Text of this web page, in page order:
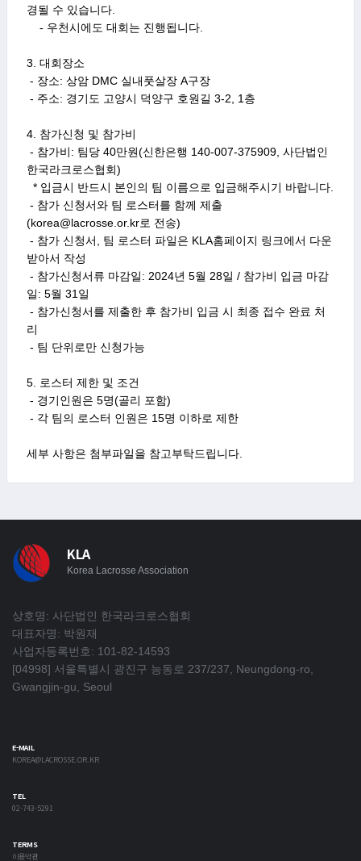
경될 수 있습니다.
3. 대회장소
4. 참가신청 및 참가비
한국라크로스협회)
(korea@lacrosse.or.kr로 전송)
받아서 작성
일: 5월 31일
리
5. 로스터 제한 및 조건
세부 사항은 첨부파일을 참고부탁드립니다.
KLA
Korea Lacrosse Association
상호명: 사단법인 한국라크로스협회
대표자명: 박원재
사업자등록번호: 101-82-14593
[04998] 서울특별시 광진구 능동로 237/237, Neungdong-ro,
Gwangjin-gu, Seoul
E-MAIL
KOREA@LACROSSE.OR.KR
TEL
02-743-5291
TERMS
이용약관